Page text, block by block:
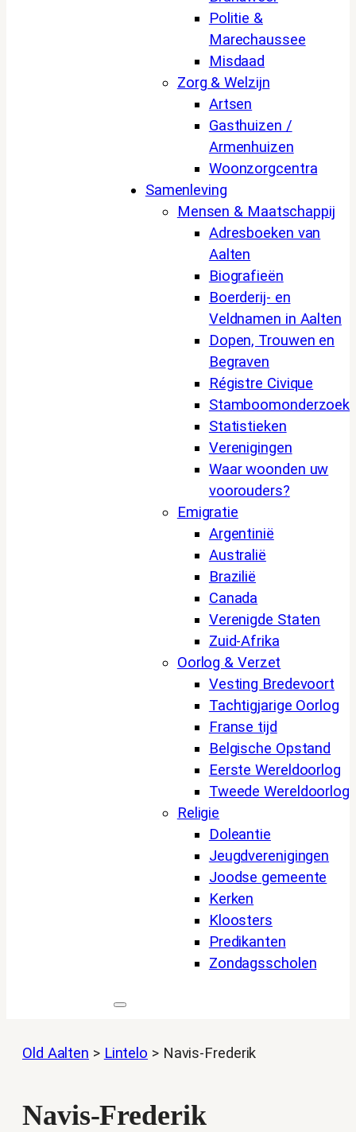
Politie &
Marechaussee
Misdaad
Zorg & Welzijn
Artsen
Gasthuizen /
Armenhuizen
Woonzorgcentra
Samenleving
Mensen & Maatschappij
Adresboeken van
Aalten
Biografieën
Boerderij- en
Veldnamen in Aalten
Dopen, Trouwen en
Begraven
Régistre Civique
Stamboomonderzoek
Statistieken
Verenigingen
Waar woonden uw
voorouders?
Emigratie
Argentinië
Australië
Brazilië
Canada
Verenigde Staten
Zuid-Afrika
Oorlog & Verzet
Vesting Bredevoort
Tachtigjarige Oorlog
Franse tijd
Belgische Opstand
Eerste Wereldoorlog
Tweede Wereldoorlog
Religie
Doleantie
Jeugdverenigingen
Joodse gemeente
Kerken
Kloosters
Predikanten
Zondagsscholen
Old Aalten > Lintelo > Navis-Frederik
Navis-Frederik